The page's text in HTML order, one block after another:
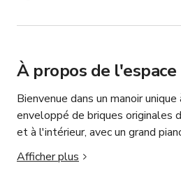
À propos de l'espace
Bienvenue dans un manoir
enveloppé de briques originales
et à l'intérieur, avec un grand
l'entrée, un plan ouvert avec
fonctionnelle et boiseries,
Afficher plus